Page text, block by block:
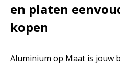
en platen
kopen
Aluminium op Maat is jouw